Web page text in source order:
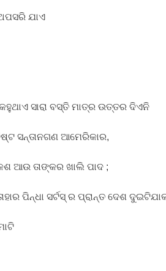
ଯାଏ
ସାରା ବସ୍ତି ମାତ୍ର ଉତ୍ତର ଦିଏନି
ସନ୍ତାନଗଣ ଆମେରିକାର,
ଆଉ ତାଙ୍କର ଖାଲି ପାଦ ;
ପିନ୍ଧା ସର୍ଟସ୍ ର ପ୍ରାନ୍ତ ଦେଶ